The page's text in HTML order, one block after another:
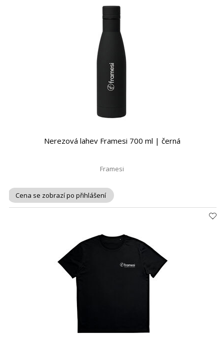
Nerezová lahev Framesi 700 ml | černá
Framesi
Cena se zobrazí po přihlášení